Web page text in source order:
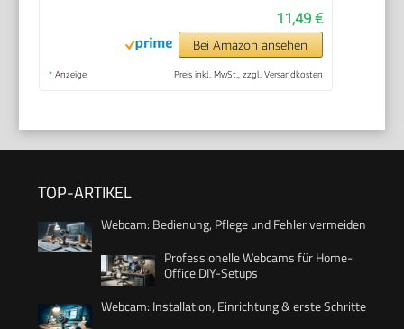
11,49 €
Bei Amazon ansehen
* Anzeige Preis inkl. MwSt., zzgl. Versandkosten
TOP-ARTIKEL
Webcam: Bedienung, Pflege und Fehler vermeiden
Professionelle Webcams für Home-
Office DIY-Setups
Webcam: Installation, Einrichtung & erste Schritte